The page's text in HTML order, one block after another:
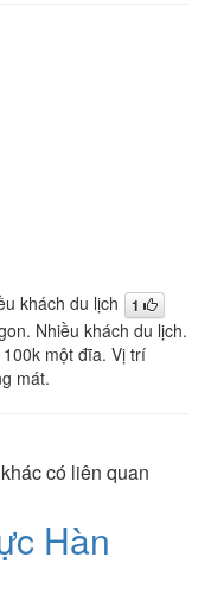
khách du lịch 1
Nhiều khách du lịch.
một đĩa. Vị trí
mát.
có liên quan
Hàn